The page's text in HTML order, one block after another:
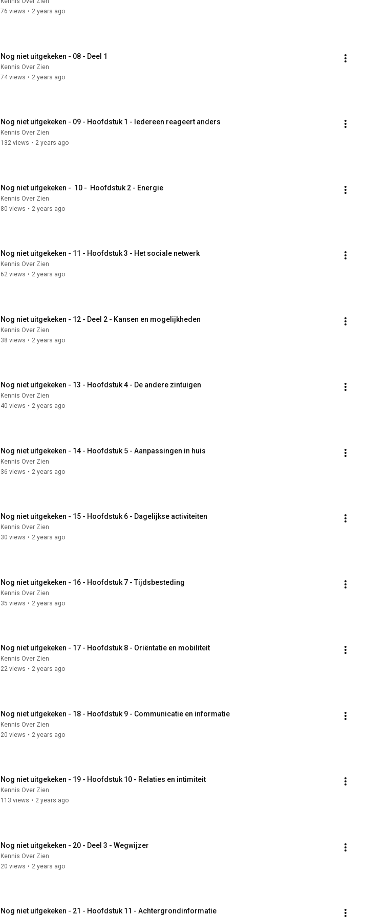
76 views • 2 years ago
Nog niet uitgekeken - 08 - Deel 1
Kennis Over Zien
74 views • 2 years ago
Nog niet uitgekeken - 09 - Hoofdstuk 1 - Iedereen reageert anders
Kennis Over Zien
132 views • 2 years ago
Nog niet uitgekeken -  10 -  Hoofdstuk 2 - Energie
Kennis Over Zien
80 views • 2 years ago
Nog niet uitgekeken - 11 - Hoofdstuk 3 - Het sociale netwerk
Kennis Over Zien
62 views • 2 years ago
Nog niet uitgekeken - 12 - Deel 2 - Kansen en mogelijkheden
Kennis Over Zien
38 views • 2 years ago
Nog niet uitgekeken - 13 - Hoofdstuk 4 - De andere zintuigen
Kennis Over Zien
40 views • 2 years ago
Nog niet uitgekeken - 14 - Hoofdstuk 5 - Aanpassingen in huis
Kennis Over Zien
36 views • 2 years ago
Nog niet uitgekeken - 15 - Hoofdstuk 6 - Dagelijkse activiteiten
Kennis Over Zien
30 views • 2 years ago
Nog niet uitgekeken - 16 - Hoofdstuk 7 - Tijdsbesteding
Kennis Over Zien
35 views • 2 years ago
Nog niet uitgekeken - 17 - Hoofdstuk 8 - Oriëntatie en mobiliteit
Kennis Over Zien
22 views • 2 years ago
Nog niet uitgekeken - 18 - Hoofdstuk 9 - Communicatie en informatie
Kennis Over Zien
20 views • 2 years ago
Nog niet uitgekeken - 19 - Hoofdstuk 10 - Relaties en intimiteit
Kennis Over Zien
113 views • 2 years ago
Nog niet uitgekeken - 20 - Deel 3 - Wegwijzer
Kennis Over Zien
20 views • 2 years ago
Nog niet uitgekeken - 21 - Hoofdstuk 11 - Achtergrondinformatie